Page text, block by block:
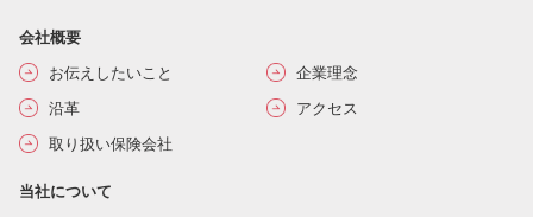
会社概要
お伝えしたいこと
企業理念
沿革
アクセス
取り扱い保険会社
当社について